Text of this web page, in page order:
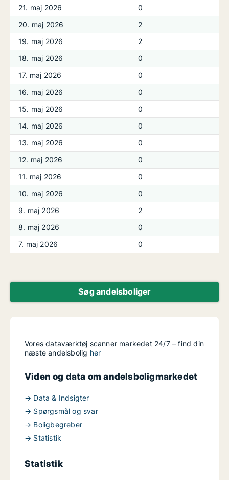
21. maj 2026
0
20. maj 2026
2
19. maj 2026
2
18. maj 2026
0
17. maj 2026
0
16. maj 2026
0
15. maj 2026
0
14. maj 2026
0
13. maj 2026
0
12. maj 2026
0
11. maj 2026
0
10. maj 2026
0
9. maj 2026
2
8. maj 2026
0
7. maj 2026
0
Søg andelsboliger
Vores dataværktøj scanner markedet 24/7 – find din
næste andelsbolig her
Viden og data om andelsboligmarkedet
→ Data & Indsigter
→ Spørgsmål og svar
→ Boligbegreber
→ Statistik
Statistik